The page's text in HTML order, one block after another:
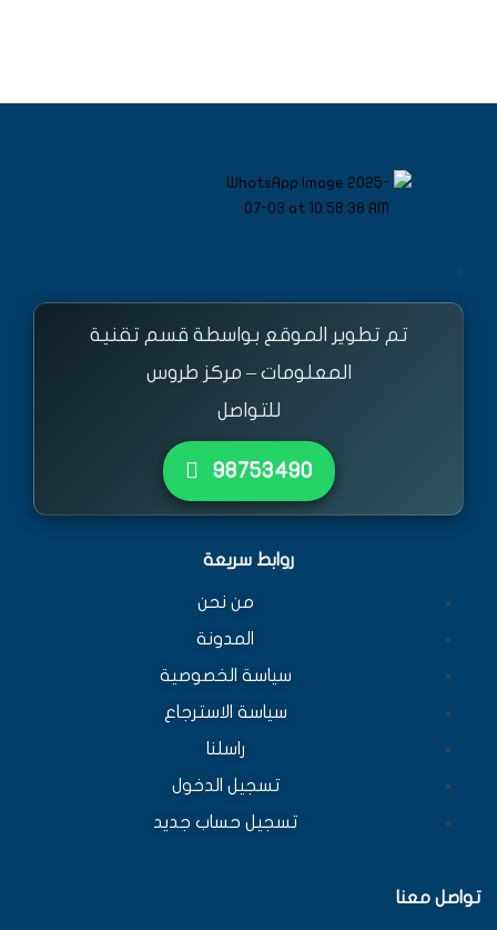
<
تم تطوير الموقع بواسطة قسم تقنية
المعلومات – مركز طروس
للتواصل
٩٨٧٥٣٤٩٠
روابط سريعة
من نحن
المدونة
سياسة الخصوصية
سياسة الاسترجاع
راسلنا
تسجيل الدخول
تسجيل حساب جديد
تواصل معنا